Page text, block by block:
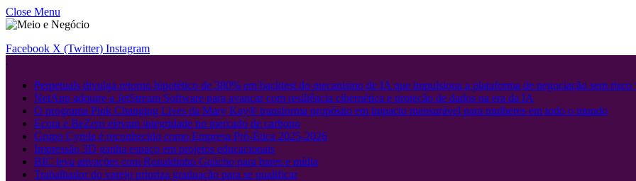
Close Menu
Facebook X (Twitter) Instagram
.
Perpetuals divulga retorno hipotético de 380% em backtest do mecanismo de IA que impulsiona a plataforma de negociação sem
NetApp adquire a JetStream Software para avançar com resiliência cibernética e proteção de dados na era da IA
O programa Pink Changing Lives da Mary Kay® transforma propósito em impacto mensurável para mulheres em todo o mundo
Ecora e BeZero elevam integridade no mercado de carbono
Grupo Cyrela é reconhecido como Empresa Pró-Ética 2025-2026
Impressão 3D ganha espaço em projetos educacionais
BIC leva ativações com Ronaldinho Gaúcho para bares e mídia
Trabalhador do varejo prioriza graduação para se qualificar